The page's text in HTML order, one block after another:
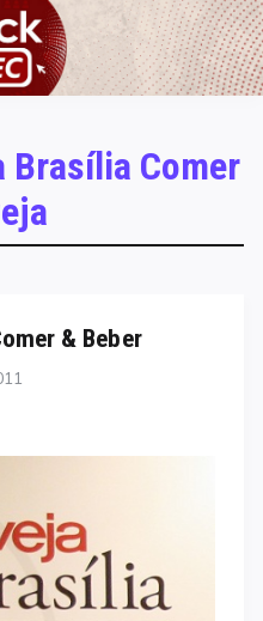
Brasília Comer
& Beber